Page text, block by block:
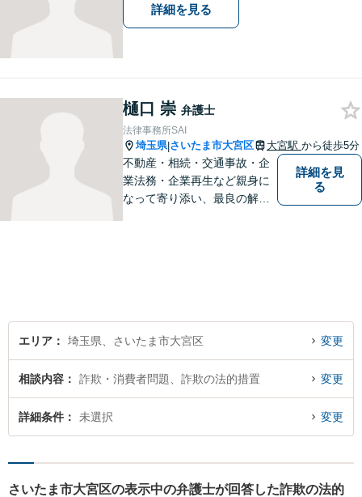
詳細を見る
樋口 崇 弁護士
法律事務所SAI
埼玉県|さいたま市大宮区 大宮駅 から徒歩5分
不動産・相続・交通事故・企
業法務・企業再生など親身に
なって寄り添い、最良の解决
詳細を見
る
エリア 埼玉県、さいたま市大宮区 変更
相談内容 詐欺・消費者問題、詐欺の法的措置 変更
詳細条件 未選択 変更
さいたま市大宮区の表示中の弁護士が回答した詐欺の法的